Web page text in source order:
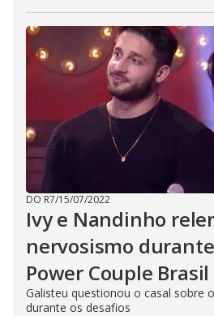
DO R7/15/07/2022
Ivy e Nandinho
nervosismo
Power Couple Brasil
Galisteu questionou o casal sobre
durante os desafios